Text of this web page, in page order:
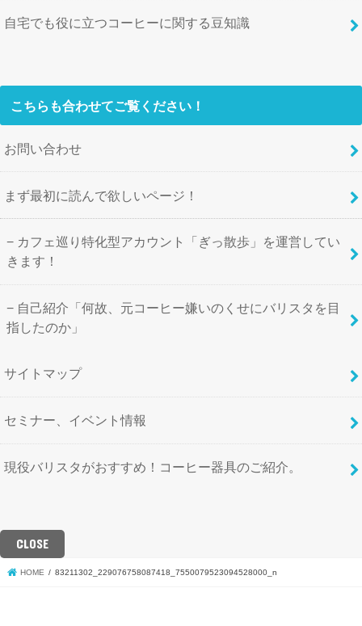
自宅でも役に立つコーヒーに関する豆知識
こちらも合わせてご覧ください！
お問い合わせ
まず最初に読んで欲しいページ！
カフェ巡り特化型アカウント「ぎっ散歩」を運営してい
きます！
自己紹介「何故、元コーヒー嫌いのくせにバリスタを目
指したのか」
サイトマップ
セミナー、イベント情報
現役バリスタがおすすめ！コーヒー器具のご紹介。
CLOSE
HOME 83211302_229076758087418_7550079523094528000_n